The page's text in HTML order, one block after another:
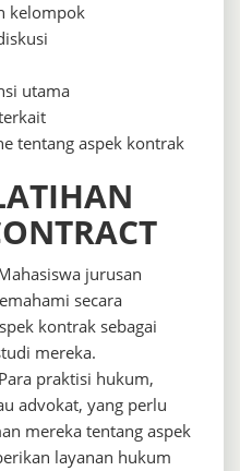
kelompok
utama
tentang aspek kontrak
jurusan
secara
kontrak sebagai
mereka.
praktisi hukum,
advokat, yang perlu
mereka tentang aspek
layanan hukum